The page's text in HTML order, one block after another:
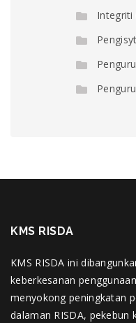
Integriti
KMS RISDA
KMS RISDA ini
keberkesanan
menyokong peningkatan
dalaman RISDA, pekebun